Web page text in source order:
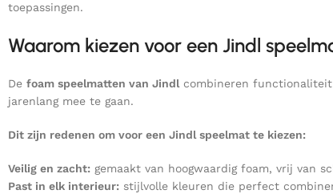
toepassingen.
Waarom kiezen voor een Jindl
De foam speelmatten van Jindlcombineren functionaliteit
jarenlang mee te gaan.
Dit zijn redenen om voor een Jindl speelmat te kiezen:
Veilig en zacht: gemaakt van hoogwaardig foam, vrij van
Past in elk interieur: stijlvolle kleuren die perfect